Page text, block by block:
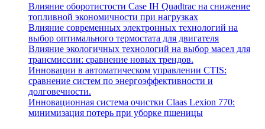
Влияние оборотистости Case IH Quadtrac на снижение
топливной экономичности при нагрузках
Влияние современных электронных технологий на
выбор оптимального термостата для двигателя
Влияние экологичных технологий на выбор масел для
трансмиссии: сравнение новых трендов.
Инновации в автоматическом управлении CTIS:
сравнение систем по энергоэффективности и
долговечности.
Инновационная система очистки Claas Lexion 770:
минимизация потерь при уборке пшеницы